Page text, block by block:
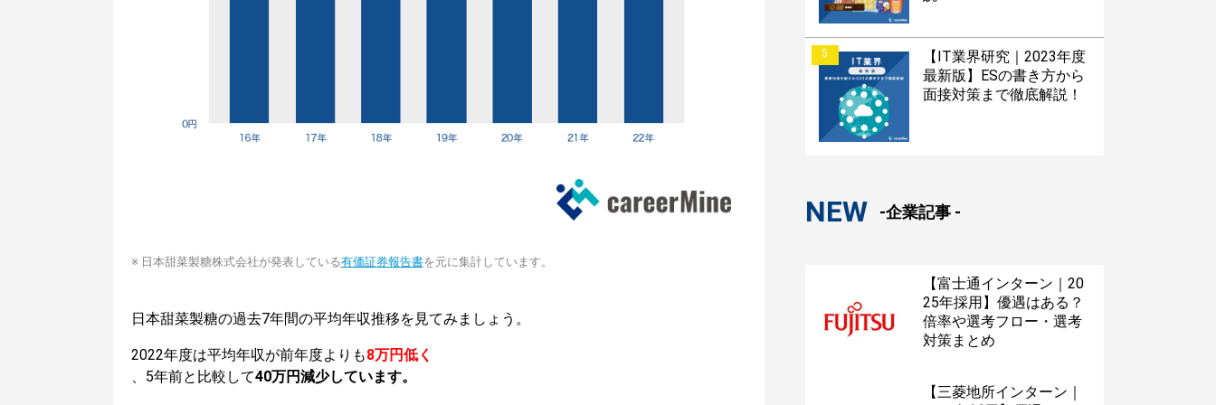
※ 日本甜菜製糖株式会社が発表している有価証券報告書を元に集計しています。
日本甜菜製糖の過去7年間の平均年収推移を見てみましょう。
2022年度は平均年収が前年度よりも8万円低く
、5年前と比較して40万円減少しています。
5
【IT業界研究｜2023年度
最新版】ESの書き方から
面接対策まで徹底解説！
NEW -企業記事 -
【富士通インターン｜20
25年採用】優遇はある？
倍率や選考フロー・選考
対策まとめ
【三菱地所インターン｜